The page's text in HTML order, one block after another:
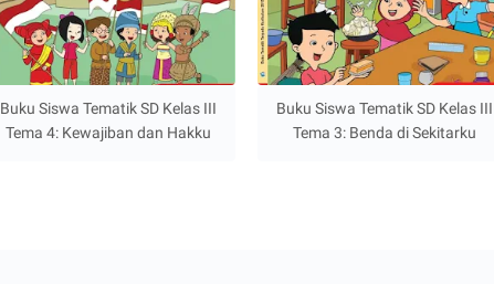
Buku Siswa Tematik SD Kelas III
Tema 4: Kewajiban dan Hakku
Buku Siswa Tematik SD Kelas III
Tema 3: Benda di Sekitarku